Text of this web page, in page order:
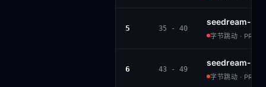
5 35 - 40
seedream-4-
字节跳动 ·
6 43 - 49
seedream-3
字节跳动 ·